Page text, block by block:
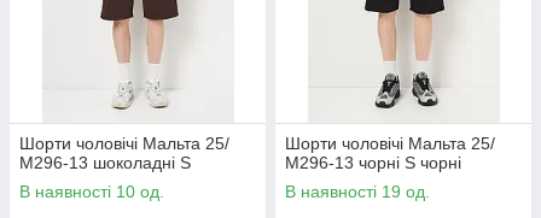
Шорти чоловічі Мальта 25/
М296-13 шоколадні S
В наявності 10 од.
Шорти чоловічі Мальта 25/
М296-13 чорні S чорні
В наявності 19 од.